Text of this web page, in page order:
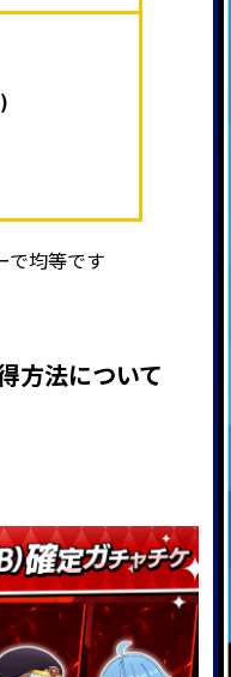
で均等です
方法について